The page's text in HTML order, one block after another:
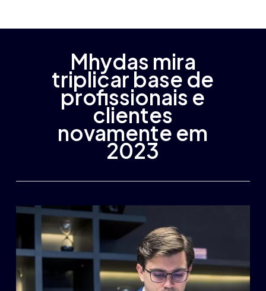
Mhydas mira
triplicar base de
profissionais e
clientes
novamente em
2023